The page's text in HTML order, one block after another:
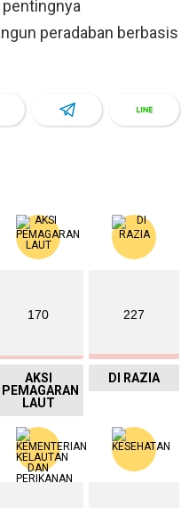
peradaban berbasis
170
AKSI
PEMAGARAN
LAUT
227
DI RAZIA